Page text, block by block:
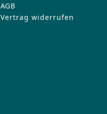
AGB
Vertrag widerrufen